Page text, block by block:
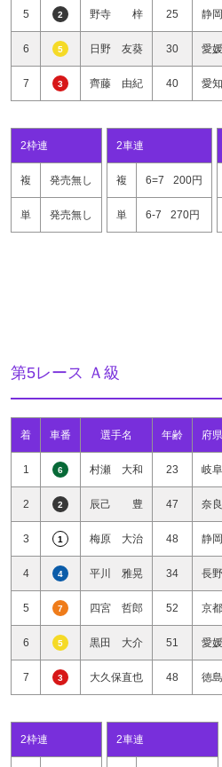
5 2 野寺 梓 25 静岡
6 5 日野 友葵 30 愛媛
7 3 齊藤 由紀 40 愛知
2枠連
複 発売無し
単 発売無し
2車連
複 6=7 200円
単 6-7 270円
第5レース Ａ級
着 車番 選手名 年齢 府県
1 6 村瀬 大和 23 岐阜
2 2 辰己 豊 47 奈良
3 1 梅原 大治 48 静岡
4 4 平川 雅晃 34 長野
5 7 四宮 哲郎 52 京都
6 5 黒田 大介 51 愛媛
7 3 大久保直也 48 徳島
2枠連 2車連